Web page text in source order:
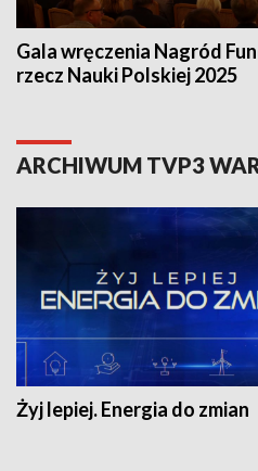
Gala wręczenia Nagród
rzecz Nauki Polskiej 2025
ARCHIWUM TVP3
Żyj lepiej. Energia do zmian